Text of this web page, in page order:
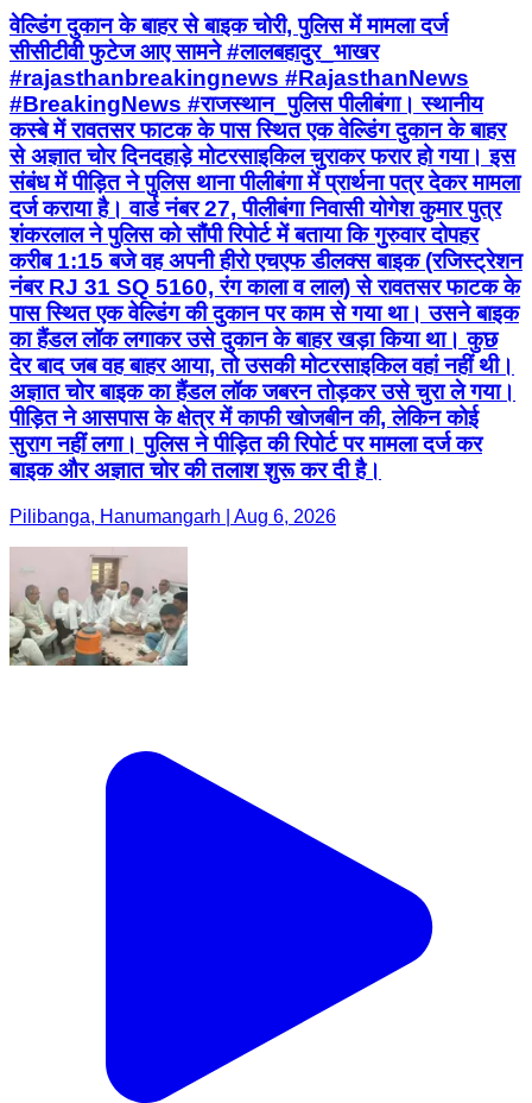
वेल्डिंग दुकान के बाहर से बाइक चोरी, पुलिस में मामला दर्ज
सीसीटीवी फुटेज आए सामने #लालबहादुर_भाखर
#rajasthanbreakingnews #RajasthanNews
#BreakingNews #राजस्थान_पुलिस पीलीबंगा। स्थानीय
कस्बे में रावतसर फाटक के पास स्थित एक वेल्डिंग दुकान के बाहर
से अज्ञात चोर दिनदहाड़े मोटरसाइकिल चुराकर फरार हो गया। इस
संबंध में पीड़ित ने पुलिस थाना पीलीबंगा में प्रार्थना पत्र देकर मामला
दर्ज कराया है। वार्ड नंबर 27, पीलीबंगा निवासी योगेश कुमार पुत्र
शंकरलाल ने पुलिस को सौंपी रिपोर्ट में बताया कि गुरुवार दोपहर
करीब 1:15 बजे वह अपनी हीरो एचएफ डीलक्स बाइक (रजिस्ट्रेशन
नंबर RJ 31 SQ 5160, रंग काला व लाल) से रावतसर फाटक के
पास स्थित एक वेल्डिंग की दुकान पर काम से गया था। उसने बाइक
का हैंडल लॉक लगाकर उसे दुकान के बाहर खड़ा किया था। कुछ
देर बाद जब वह बाहर आया, तो उसकी मोटरसाइकिल वहां नहीं थी।
अज्ञात चोर बाइक का हैंडल लॉक जबरन तोड़कर उसे चुरा ले गया।
पीड़ित ने आसपास के क्षेत्र में काफी खोजबीन की, लेकिन कोई
सुराग नहीं लगा। पुलिस ने पीड़ित की रिपोर्ट पर मामला दर्ज कर
बाइक और अज्ञात चोर की तलाश शुरू कर दी है।
Pilibanga, Hanumangarh | Aug 6, 2026